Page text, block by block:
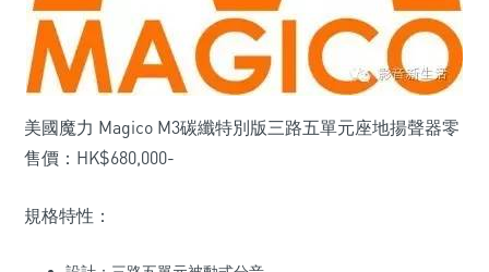
美國魔力 Magico M3碳纖特別版三路五單元座地揚聲器零
售價：HK$680,000-
規格特性：